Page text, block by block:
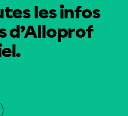
les infos
d’Alloprof